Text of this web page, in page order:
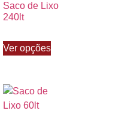
Saco de Lixo
240lt
Ver opções